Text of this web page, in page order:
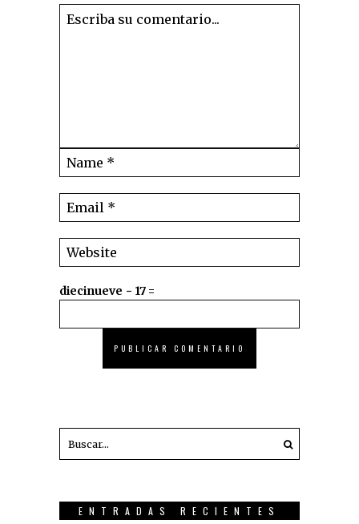
diecinueve − 17 =
ENTRADAS RECIENTES